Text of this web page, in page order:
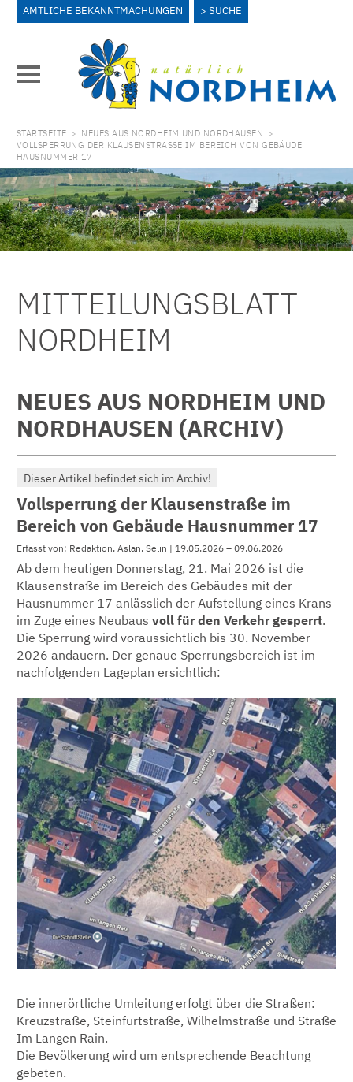
AMTLICHE BEKANNTMACHUNGEN SUCHE
STARTSEITE > NEUES AUS NORDHEIM UND NORDHAUSEN >
VOLLSPERRUNG DER KLAUSENSTRASSE IM BEREICH VON GEBÄUDE H
AUSNUMMER 17
MITTEILUNGSBLATT
NORDHEIM
NEUES AUS NORDHEIM UND
NORDHAUSEN (ARCHIV)
Dieser Artikel befindet sich im Archiv!
Vollsperrung der Klausenstraße im
Bereich von Gebäude Hausnummer 17
Erfasst von: Redaktion, Aslan, Selin | 19.05.2026 – 09.06.2026
Ab dem heutigen Donnerstag, 21. Mai 2026 ist die
Klausenstraße im Bereich des Gebäudes mit der
Hausnummer 17 anlässlich der Aufstellung eines Krans
im Zuge eines Neubaus voll für den Verkehr gesperrt.
Die Sperrung wird voraussichtlich bis 30. November
2026 andauern. Der genaue Sperrungsbereich ist im
nachfolgenden Lageplan ersichtlich:
Die innerörtliche Umleitung erfolgt über die Straßen:
Kreuzstraße, Steinfurtstraße, Wilhelmstraße und Straße
Im Langen Rain.
Die Bevölkerung wird um entsprechende Beachtung
gebeten.